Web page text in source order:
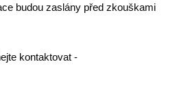
budou zaslány před zkouškami
kontaktovat -